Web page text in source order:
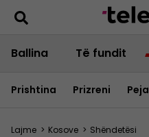
Ballina Të fundit
Prishtina Prizreni Peja
Lajme > Kosove > Shëndetësi